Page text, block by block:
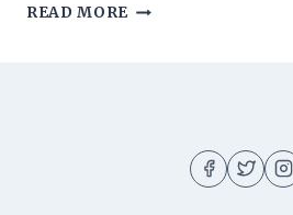
READ MORE [REVIEW]